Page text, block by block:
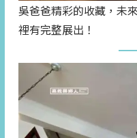
吳爸爸精彩的收藏，未
裡有完整展出！